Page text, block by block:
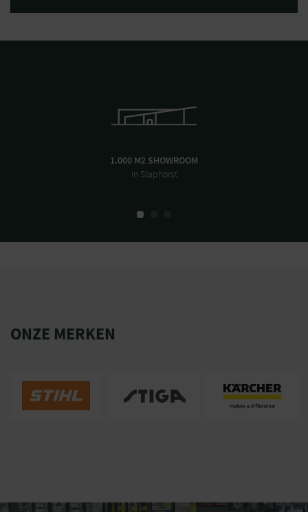
1.000 M2 SHOWROOM
in Staphorst
ONZE MERKEN